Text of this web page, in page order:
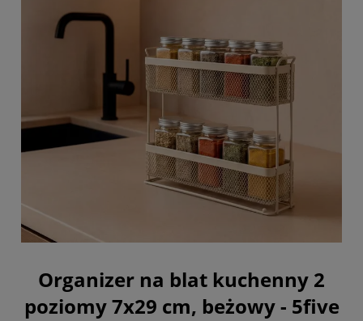
Organizer na blat kuchenny 2
poziomy 7x29 cm, beżowy - 5five